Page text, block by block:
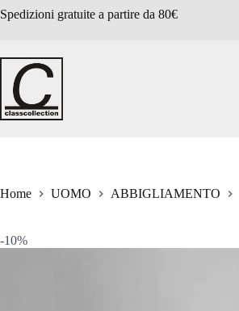
al
Spedizioni gratuite a partire da 80€
Home UOMO ABBIGLIAMENTO
-10%